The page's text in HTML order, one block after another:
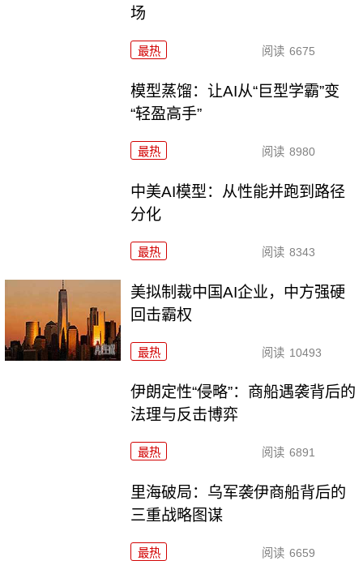
场
最热 阅读 6675
模型蒸馏：让AI从“巨型学霸”变
“轻盈高手”
最热 阅读 8980
中美AI模型：从性能并跑到路径
分化
最热 阅读 8343
美拟制裁中国AI企业，中方强硬
回击霸权
最热 阅读 10493
伊朗定性“侵略”：商船遇袭背后的
法理与反击博弈
最热 阅读 6891
里海破局：乌军袭伊商船背后的
三重战略图谋
最热 阅读 6659